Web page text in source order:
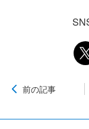
前の記事